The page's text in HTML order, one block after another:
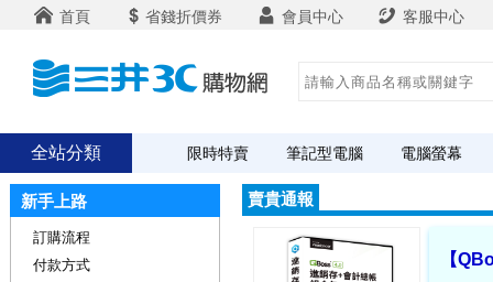
首頁 省錢折價券 會員中心 客服中心
全站分類 限時特賣 筆記型電腦 電腦螢幕
賣貴通報
【
新手上路
訂購流程
付款方式